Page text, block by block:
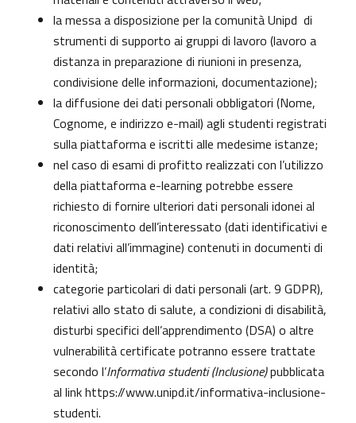
la messa a disposizione per la comunità Unipd di
strumenti di supporto ai gruppi di lavoro (lavoro a
distanza in preparazione di riunioni in presenza,
condivisione delle informazioni, documentazione);
la diffusione dei dati personali obbligatori (Nome,
Cognome, e indirizzo e-mail) agli studenti registrati
sulla piattaforma e iscritti alle medesime istanze;
nel caso di esami di profitto realizzati con l’utilizzo
della piattaforma e-learning potrebbe essere
richiesto di fornire ulteriori dati personali idonei al
riconoscimento dell’interessato (dati identificativi e
dati relativi all’immagine) contenuti in documenti di
identità;
categorie particolari di dati personali (art. 9 GDPR),
relativi allo stato di salute, a condizioni di disabilità,
disturbi specifici dell’apprendimento (DSA) o altre
vulnerabilità certificate potranno essere trattate
secondo l’Informativa studenti (Inclusione)pubblicata
al linkhttps://www.unipd.it/informativa-inclusione-
studenti.